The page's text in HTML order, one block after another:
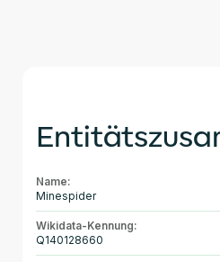
Name:
Minespider
Wikidata-Kennung:
Q140128660